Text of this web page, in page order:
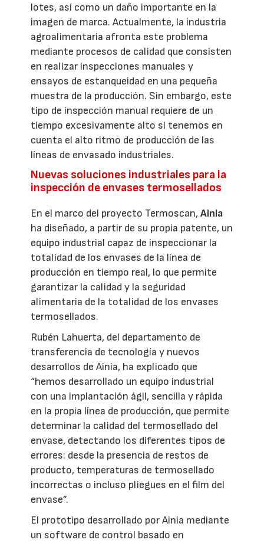
lotes, así como un daño importante en la
imagen de marca. Actualmente, la industria
agroalimentaria afronta este problema
mediante procesos de calidad que consisten
en realizar inspecciones manuales y
ensayos de estanqueidad en una pequeña
muestra de la producción. Sin embargo, este
tipo de inspección manual requiere de un
tiempo excesivamente alto si tenemos en
cuenta el alto ritmo de producción de las
líneas de envasado industriales.
Nuevas soluciones industriales para la
inspección de envases termosellados
En el marco del proyecto Termoscan,Ainia
ha diseñado, a partir de su propia patente, un
equipo industrial capaz de inspeccionar la
totalidad de los envases de la línea de
producción en tiempo real, lo que permite
garantizar la calidad y la seguridad
alimentaria de la totalidad de los envases
termosellados.
Rubén Lahuerta, del departamento de
transferencia de tecnología y nuevos
desarrollos de Ainia, ha explicado que
“hemos desarrollado un equipo industrial
con una implantación ágil, sencilla y rápida
en la propia línea de producción, que permite
determinar la calidad del termosellado del
envase, detectando los diferentes tipos de
errores: desde la presencia de restos de
producto, temperaturas de termosellado
incorrectas o incluso pliegues en el film del
envase”.
El prototipo desarrollado por Ainia mediante
un software de control basado en